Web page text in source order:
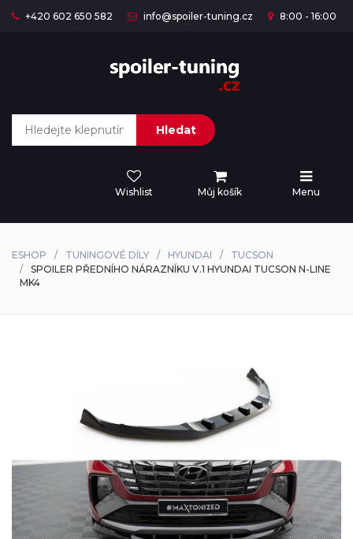
+420 602 650 582 info@spoiler-tuning.cz 8:00 - 16:00
Hledat
Wishlist Můj košík Menu
ESHOP TUNINGOVÉ DÍLY HYUNDAI
TUCSON
SPOILER PŘEDNÍHO NÁRAZNÍKU V.1 HYUNDAI TUCSON N-LINE
MK4